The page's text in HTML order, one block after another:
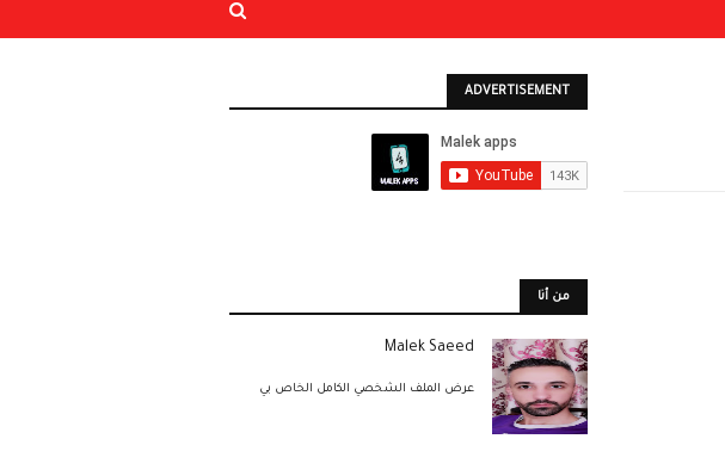
ADVERTISEMENT
من أنا
Malek Saeed
عرض الملف الشخصي الكامل الخاص بي